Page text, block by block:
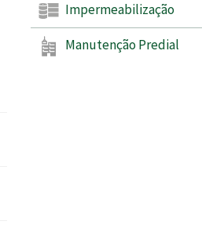
Impermeabilização
Manutenção Predial